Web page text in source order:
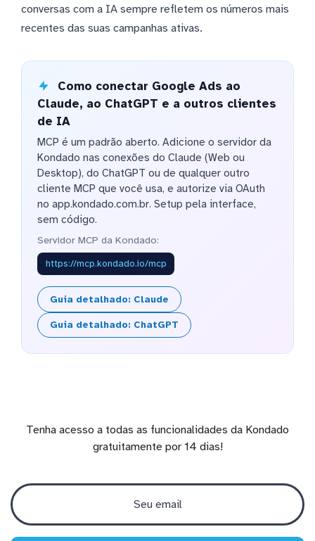
conversas com a IA sempre refletem os números mais
recentes das suas campanhas ativas.
Como conectar Google Ads ao
Claude, ao ChatGPT e a outros clientes
de IA
MCP é um padrão aberto. Adicione o servidor da
Kondado nas conexões do Claude (Web ou
Desktop), do ChatGPT ou de qualquer outro
cliente MCP que você usa, e autorize via OAuth
no app.kondado.com.br. Setup pela interface,
sem código.
Servidor MCP da Kondado:
https://mcp.kondado.io/mcp
Guia detalhado: Claude
Guia detalhado: ChatGPT
Tenha acesso a todas as funcionalidades da Kondado
gratuitamente por 14 dias!